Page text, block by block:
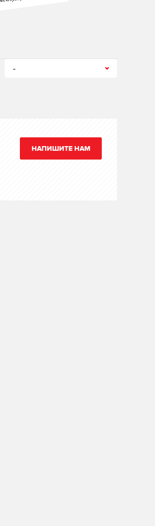
-
НАПИШИТЕ НАМ